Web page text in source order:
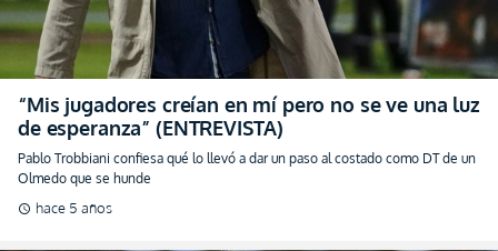
“Mis jugadores creían en mí pero no se ve una luz
de esperanza” (ENTREVISTA)
Pablo Trobbiani confiesa qué lo llevó a dar un paso al costado como DT de un
Olmedo que se hunde
schedule hace 5 años